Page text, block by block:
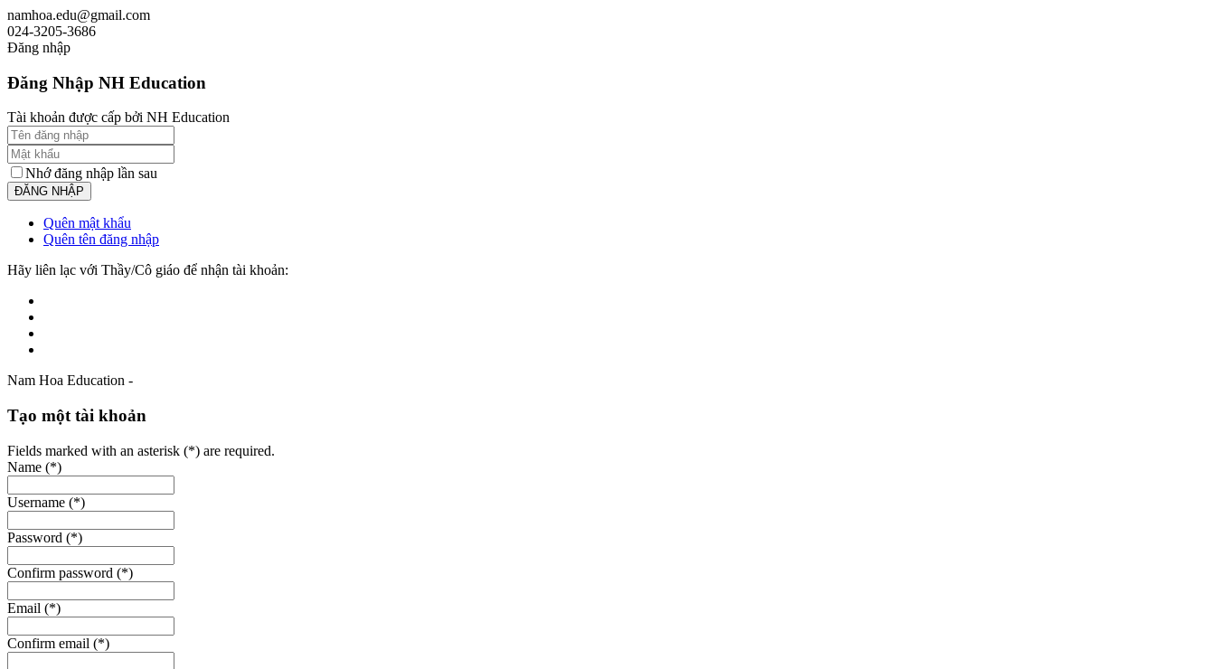
namhoa.edu@gmail.com
024-3205-3686
Đăng nhập
Đăng Nhập NH Education
Tài khoản được cấp bởi NH Education
Nhớ đăng nhập lần sau
Quên mật khẩu
Quên tên đăng nhập
Hãy liên lạc với Thầy/Cô giáo để nhận tài khoản:
Nam Hoa Education -
Tạo một tài khoản
Fields marked with an asterisk (*) are required.
Name (*)
Username (*)
Password (*)
Confirm password (*)
Email (*)
Confirm email (*)